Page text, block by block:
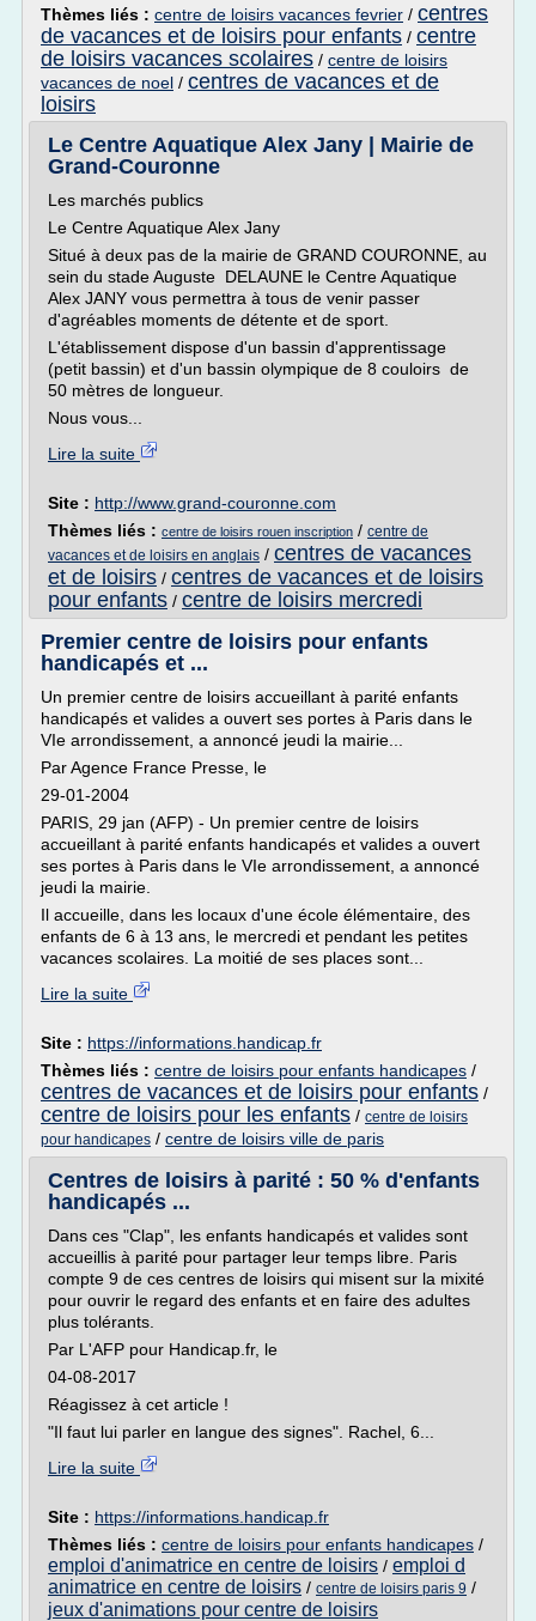
Thèmes liés : centre de loisirs vacances fevrier / centres
de vacances et de loisirs pour enfants / centre
de loisirs vacances scolaires / centre de loisirs
vacances de noel / centres de vacances et de
loisirs
Le Centre Aquatique Alex Jany | Mairie de
Grand-Couronne
Les marchés publics
Le Centre Aquatique Alex Jany
Situé à deux pas de la mairie de GRAND COURONNE, au
sein du stade Auguste DELAUNE le Centre Aquatique
Alex JANY vous permettra à tous de venir passer
d'agréables moments de détente et de sport.
L'établissement dispose d'un bassin d'apprentissage
(petit bassin) et d'un bassin olympique de 8 couloirs de
50 mètres de longueur.
Nous vous...
Lire la suite
Site : http://www.grand-couronne.com
Thèmes liés : centre de loisirs rouen inscription / centre de
vacances et de loisirs en anglais / centres de vacances
et de loisirs / centres de vacances et de loisirs
pour enfants / centre de loisirs mercredi
Premier centre de loisirs pour enfants
handicapés et ...
Un premier centre de loisirs accueillant à parité enfants
handicapés et valides a ouvert ses portes à Paris dans le
VIe arrondissement, a annoncé jeudi la mairie...
Par Agence France Presse, le
29-01-2004
PARIS, 29 jan (AFP) - Un premier centre de loisirs
accueillant à parité enfants handicapés et valides a ouvert
ses portes à Paris dans le VIe arrondissement, a annoncé
jeudi la mairie.
Il accueille, dans les locaux d'une école élémentaire, des
enfants de 6 à 13 ans, le mercredi et pendant les petites
vacances scolaires. La moitié de ses places sont...
Lire la suite
Site : https://informations.handicap.fr
Thèmes liés : centre de loisirs pour enfants handicapes /
centres de vacances et de loisirs pour enfants /
centre de loisirs pour les enfants / centre de loisirs
pour handicapes / centre de loisirs ville de paris
Centres de loisirs à parité : 50 % d'enfants
handicapés ...
Dans ces "Clap", les enfants handicapés et valides sont
accueillis à parité pour partager leur temps libre. Paris
compte 9 de ces centres de loisirs qui misent sur la mixité
pour ouvrir le regard des enfants et en faire des adultes
plus tolérants.
Par L'AFP pour Handicap.fr, le
04-08-2017
Réagissez à cet article !
"Il faut lui parler en langue des signes". Rachel, 6...
Lire la suite
Site : https://informations.handicap.fr
Thèmes liés : centre de loisirs pour enfants handicapes /
emploi d'animatrice en centre de loisirs / emploi d
animatrice en centre de loisirs / centre de loisirs paris 9 /
jeux d'animations pour centre de loisirs